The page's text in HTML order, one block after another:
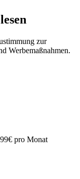
zur
Werbemaßnahmen.
pro Monat